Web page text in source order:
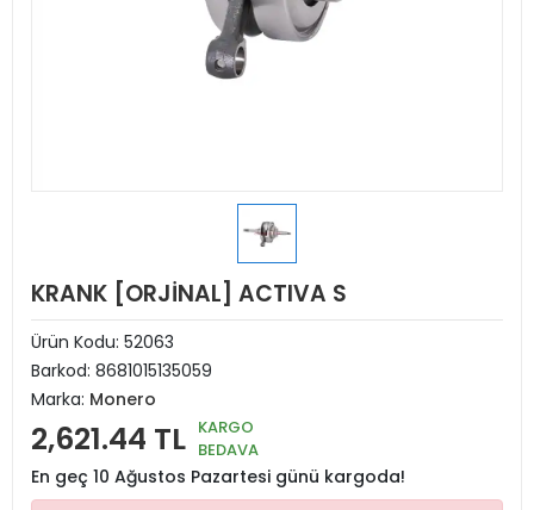
KRANK [ORJİNAL] ACTIVA S
Ürün Kodu: 52063
Barkod: 8681015135059
Marka: Monero
2,621.44 TL KARGO
BEDAVA
En geç 10 Ağustos Pazartesi günü kargoda!